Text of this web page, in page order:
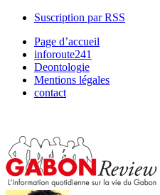
Suscription par RSS
Page d’accueil
inforoute241
Deontologie
Mentions légales
contact